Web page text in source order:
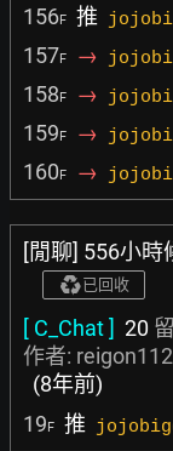
156F 推
157F →
158F →
159F →
160F →
[閒聊] 556小
已回收
[ C_Chat ] 20
作者:
(8年前)
19F 推